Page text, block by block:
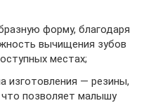
форму, благодаря
вычищения зубов
местах;
изготовления — резины,
позволяет малышу